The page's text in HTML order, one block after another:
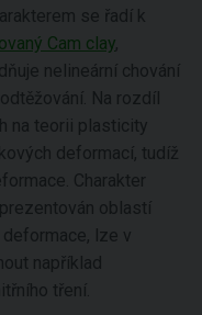
se řadí k
Cam clay,
nelineární chování
Na rozdíl
na teorii plasticity
deformací, tudíž
Charakter
oblastí
lze v
například
tření.